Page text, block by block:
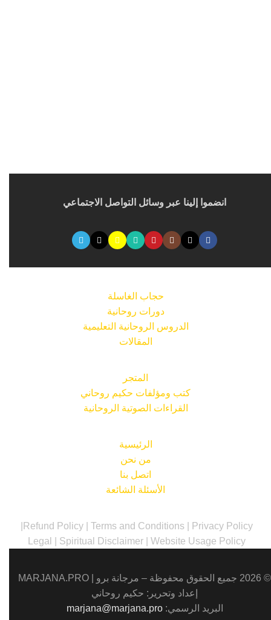
انضموا إلينا عبر وسائل التواصل الاجتماعي
حجاب الغاسلة
دورات روحانية
الدروس الروحانية التعليمية
المقالات
المتجر
كتب ومؤلفات حكيم روحاني
القراءات الصوتية الروحانية
الرئيسية
من نحن
اتصل بنا
الأسئلة الشائعة
Privacy Policy
Terms and Conditions
Refund Policy
Website Usage Policy
Spiritual Disclaimer
Legal
© 2026 جميع الحقوق محفوظة – مرجانة برو |
MARJANA.PRO
إعداد وتحرير: حكيم روحاني
البريد الرسمي:marjana@marjana.pro